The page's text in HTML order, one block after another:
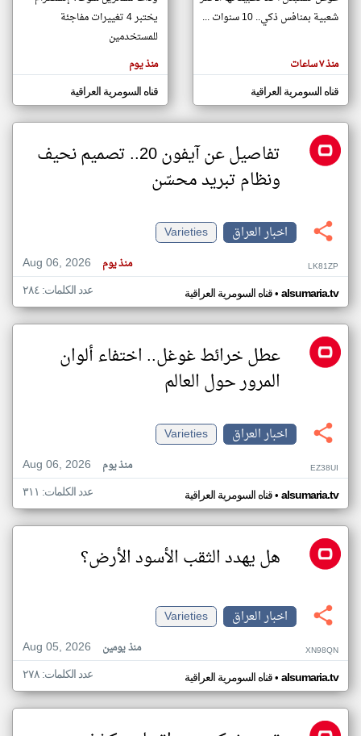
تغيير الدولة
مصادر الأخبار من العراق
اخبار العراق على مدار الساعة
أهم اخبار العراق العاجلة والمباشرة
تعبر
الموجوده
هنا عن
وجهة
نظر
شعبية بمنافس ذكي.. 10 سنوات ...
منذ ٧ ساعات
قناه السومرية العراقية
يختبر 4 تغييرات مفاجئة
للمستخدمين
منذ يوم
قناه السومرية العراقية
تفاصيل عن آيفون 20.. تصميم نحيف
ونظام تبريد محسّن
اخبار العراق
Varieties
Aug 06, 2026
منذ يوم LK81ZP
قناه السومرية العراقية• alsumaria.tv عدد الكلمات: ٢٨٤
عطل خرائط غوغل.. اختفاء ألوان
المرور حول العالم
اخبار العراق
Varieties
Aug 06, 2026
منذ يوم EZ38UI
قناه السومرية العراقية• alsumaria.tv عدد الكلمات: ٣١١
هل يهدد الثقب الأسود الأرض؟
اخبار العراق
Varieties
Aug 05, 2026
منذ يومين XN98QN
قناه السومرية العراقية• alsumaria.tv عدد الكلمات: ٢٧٨
klyoum.com